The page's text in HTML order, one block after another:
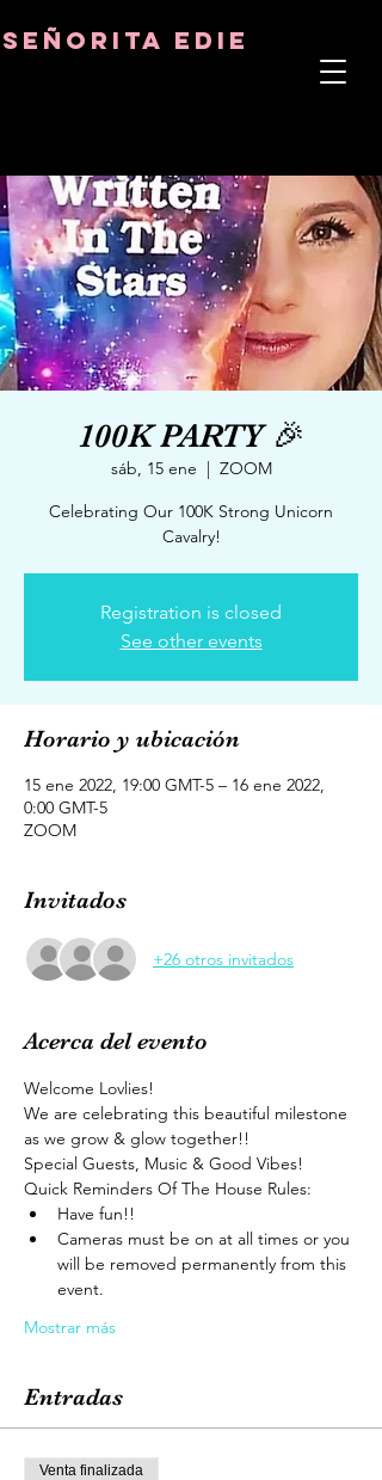
señorita Edie
100K PARTY 🎉
sáb, 15 ene
  |
ZOOM
Celebrating Our 100K Strong Unicorn
Cavalry!
Registration is closed
See other events
Horario y ubicación
15 ene 2022, 19:00 GMT-5 – 16 ene 2022,
0:00 GMT-5
ZOOM
Invitados
+26 otros invitados
Acerca del evento
Welcome Lovlies!
We are celebrating this beautiful milestone
as we grow & glow together!!
Special Guests, Music & Good Vibes!
Quick Reminders Of The House Rules:
Have fun!!
Cameras must be on at all times or you
will be removed permanently from this
event.
Mostrar más
Entradas
Venta finalizada